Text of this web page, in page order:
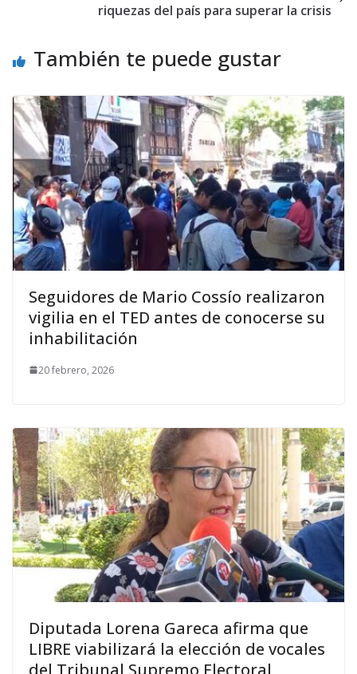
riquezas del país para superar la crisis
También te puede gustar
Seguidores de Mario Cossío realizaron
vigilia en el TED antes de conocerse su
inhabilitación
20 febrero, 2026
Diputada Lorena Gareca afirma que
LIBRE viabilizará la elección de vocales